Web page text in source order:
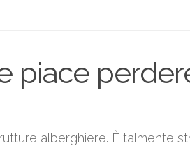
piace
alberghiere. È talmente